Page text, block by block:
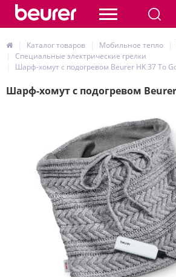
Каталог товаров Мобильное тепло
Специальные электрические грелки
Шарф-хомут с подогревом Beurer HK 37 To
Шарф-хомут с подогревом Beurer